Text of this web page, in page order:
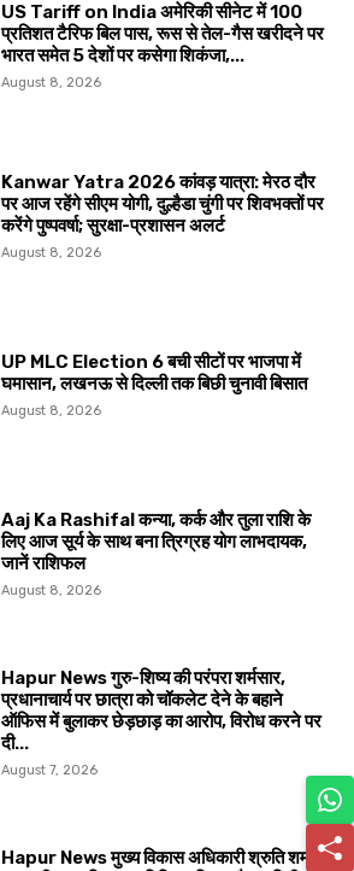
US Tariff on India अमेरिकी सीनेट में 100
प्रतिशत टैरिफ बिल पास, रूस से तेल-गैस खरीदने पर
भारत समेत 5 देशों पर कसेगा शिकंजा,...
August 8, 2026
Kanwar Yatra 2026 कांवड़ यात्रा: मेरठ दौर
पर आज रहेंगे सीएम योगी, दुल्हैडा चुंगी पर शिवभक्तों पर
करेंगे पुष्पवर्षा; सुरक्षा-प्रशासन अलर्ट
August 8, 2026
UP MLC Election 6 बची सीटों पर भाजपा में
घमासान, लखनऊ से दिल्ली तक बिछी चुनावी बिसात
August 8, 2026
Aaj Ka Rashifal कन्या, कर्क और तुला राशि के
लिए आज सूर्य के साथ बना त्रिग्रह योग लाभदायक,
जानें राशिफल
August 8, 2026
Hapur News गुरु-शिष्य की परंपरा शर्मसार,
प्रधानाचार्य पर छात्रा को चॉकलेट देने के बहाने
ऑफिस में बुलाकर छेड़छाड़ का आरोप, विरोध करने पर
दी...
August 7, 2026
Hapur News मुख्य विकास अधिकारी श्रुति शर्मा ने